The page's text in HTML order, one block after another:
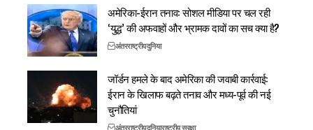
अमेरिका-ईरान तनाव: सोशल मीडिया पर चल रही
‘युद्ध’ की अफवाहों और भ्रामक दावों का सच क्या है?
अंतरराष्ट्रीयदुनिया
जॉर्डन हमले के बाद अमेरिका की जवाबी कार्रवाई:
ईरान के खिलाफ बढ़ते तनाव और मध्य-पूर्व की नई
चुनौतियां